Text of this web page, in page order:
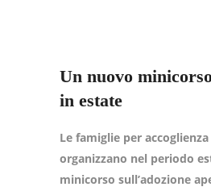
Un nuovo
in estate
Le famiglie per
organizzano nel periodo
minicorso sull’adozione